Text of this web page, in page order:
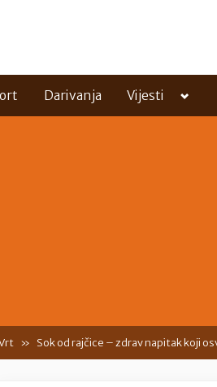
Darivanja Vijesti
Toggle
menu
Sok od rajčice – zdrav napitak koji